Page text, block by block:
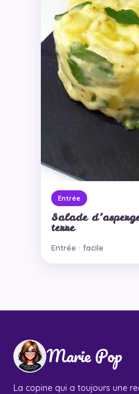
Entrée
Salade
terre
Entrée · facile
Marie Pop
La copine qui a toujours une